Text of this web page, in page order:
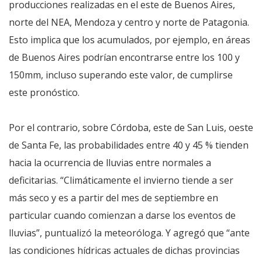
producciones realizadas en el este de Buenos Aires,
norte del NEA, Mendoza y centro y norte de Patagonia.
Esto implica que los acumulados, por ejemplo, en áreas
de Buenos Aires podrían encontrarse entre los 100 y
150mm, incluso superando este valor, de cumplirse
este pronóstico.
Por el contrario, sobre Córdoba, este de San Luis, oeste
de Santa Fe, las probabilidades entre 40 y 45 % tienden
hacia la ocurrencia de lluvias entre normales a
deficitarias. “Climáticamente el invierno tiende a ser
más seco y es a partir del mes de septiembre en
particular cuando comienzan a darse los eventos de
lluvias”, puntualizó la meteoróloga. Y agregó que “ante
las condiciones hídricas actuales de dichas provincias